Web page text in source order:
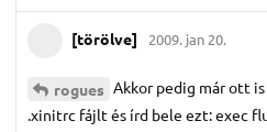
[törölve] 2009. jan 20.
rogues Akkor pedig már ott
.xinitrc fájlt és írd bele ezt: exec